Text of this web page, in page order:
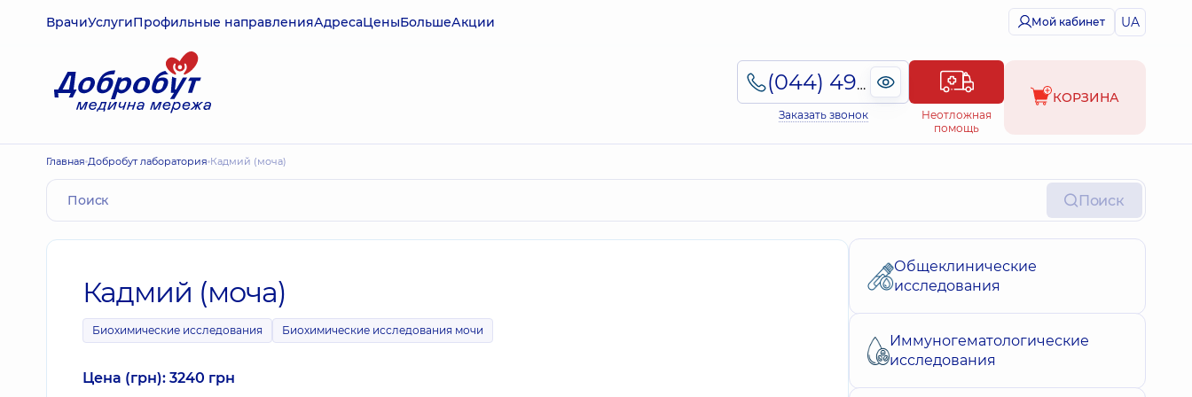
ВрачиУслугиПрофильные направленияАдресаЦеныБольшеАкции Мой кабинет UA
(044) 495-2-888
Заказать звонок
Неотложная
помощь
КОРЗИНА
Главная Добробут лаборатория Кадмий (моча)
Поиск
Кадмий (моча)
Биохимические исследования Биохимические исследования мочи
Цена (грн): 3240 грн
Общеклинические
исследования
Иммуногематологические
исследования